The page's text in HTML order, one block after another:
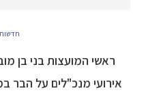
חדשות
ראשי המועצות בני בן
אירועי מנכ"לים על הבר